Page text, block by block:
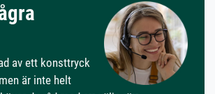
av ett konsttryck
är inte helt